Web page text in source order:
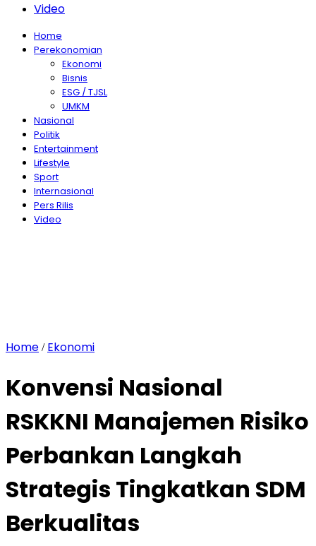
Video
Home
Perekonomian
Ekonomi
Bisnis
ESG / TJSL
UMKM
Nasional
Politik
Entertainment
Lifestyle
Sport
Internasional
Pers Rilis
Video
Home / Ekonomi
Konvensi Nasional
RSKKNI Manajemen Risiko
Perbankan Langkah
Strategis Tingkatkan SDM
Berkualitas